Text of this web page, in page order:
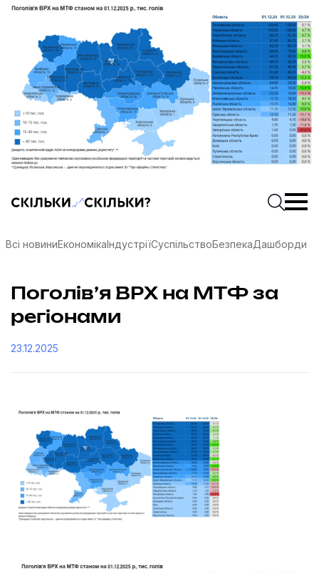
Скільки-скільки? — Медіа про суспільні даніПочати
Всі новиниЕкономікаІндустріїСуспільствоБезпекаДашборди
Поголів’я ВРХ на МТФ за
регіонами
23.12.2025